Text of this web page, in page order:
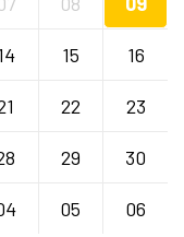
15 16
22 23
29 30
05 06